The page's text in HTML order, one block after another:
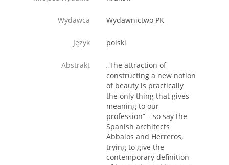
Wydawca Wydawnictwo PK
Język polski
Abstrakt
„The attraction of
constructing a new notion
of beauty is practically
the only thing that gives
meaning to our
profession” – so say the
Spanish architects
Abbalos and Herreros,
trying to give the
contemporary definition